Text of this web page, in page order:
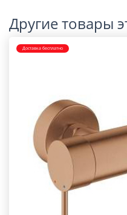
Другие товары
Доставка бесплатно